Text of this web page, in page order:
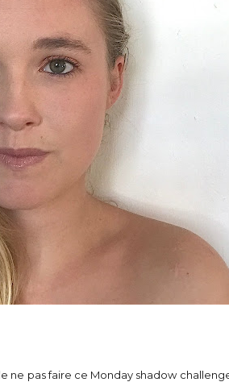
ne pas faire ce Monday shadow